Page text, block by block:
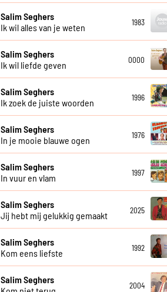
Salim Seghers
Ik wil alles van je weten
1983
Salim Seghers
Ik wil liefde geven
0000
Salim Seghers
Ik zoek de juiste woorden
1996
Salim Seghers
In je mooie blauwe ogen
1976
Salim Seghers
In vuur en vlam
1997
Salim Seghers
Jij hebt mij gelukkig gemaakt
2025
Salim Seghers
Kom eens liefste
1992
Salim Seghers
2004